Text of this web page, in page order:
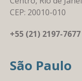
CEP: 20010-010
+55 (21) 2197-7677
São Paulo